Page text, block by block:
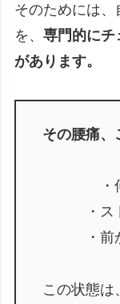
そのためには
を、専門的にチ
があります。
その腰痛、
・
・
この状態は、